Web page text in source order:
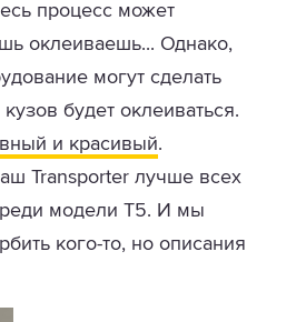
процесс может
оклеиваешь... Однако,
могут сделать
будет оклеиваться.
и красивый.
Transporter лучше всех
модели T5. И мы
кого-то, но описания